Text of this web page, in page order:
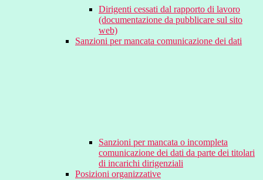
Dirigenti cessati dal rapporto di lavoro
(documentazione da pubblicare sul sito
web)
Sanzioni per mancata comunicazione dei dati
Sanzioni per mancata o incompleta
comunicazione dei dati da parte dei titolari
di incarichi dirigenziali
Posizioni organizzative